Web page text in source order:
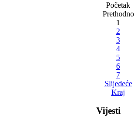
Početak
Prethodno
1
2
3
4
5
6
7
Slijedeće
Kraj
Vijesti